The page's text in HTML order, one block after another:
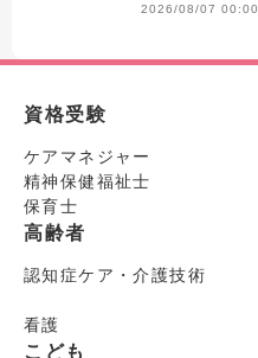
2026/08/07 00:00
資格受験
ケアマネジャー
精神保健福祉士
保育士
高齢者
認知症ケア・介護技術
看護
こども